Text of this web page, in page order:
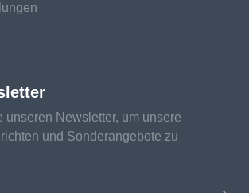
unseren Newsletter, um unsere
und Sonderangebote zu